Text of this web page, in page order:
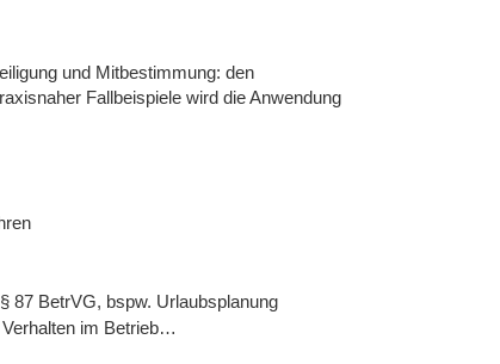
und Mitbestimmung: den
Fallbeispiele wird die Anwendung
87 BetrVG, bspw. Urlaubsplanung
Verhalten im Betrieb…